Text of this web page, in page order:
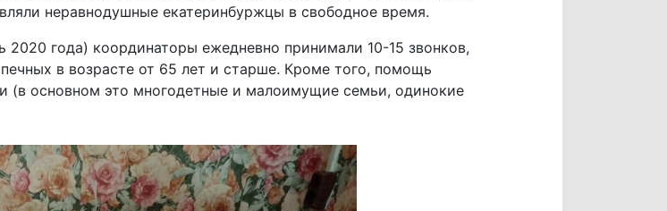
неравнодушные екатеринбуржцы в свободное время.
2020 года) координаторы ежедневно принимали 10-15 звонков,
в возрасте от 65 лет и старше. Кроме того, помощь
(в основном это многодетные и малоимущие семьи, одинокие